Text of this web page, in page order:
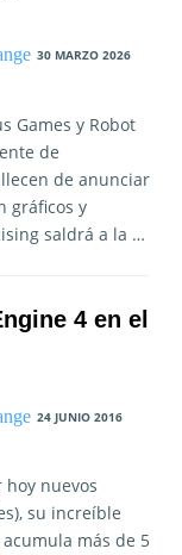
30 MARZO 2026
Games y Robot
de
de anunciar
gráficos y
saldrá a la …
4 en el
24 JUNIO 2016
hoy nuevos
su increíble
más de 5